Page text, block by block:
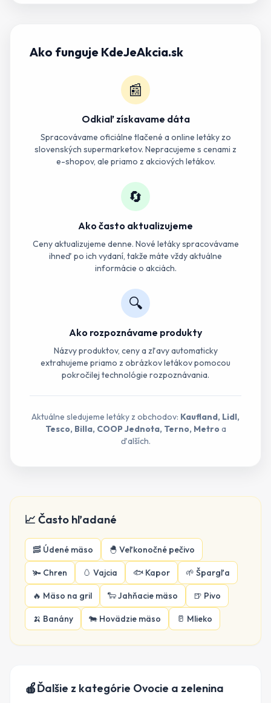
Ako funguje KdeJeAkcia.sk
📰
Odkiaľ získavame dáta
Spracovávame oficiálne tlačené a online letáky zo
slovenských supermarketov. Nepracujeme s cenami z
e-shopov, ale priamo z akciových letákov.
🔄
Ako často aktualizujeme
Ceny aktualizujeme denne. Nové letáky spracovávame
ihneď po ich vydaní, takže máte vždy aktuálne
informácie o akciách.
🔍
Ako rozpoznávame produkty
Názvy produktov, ceny a zľavy automaticky
extrahujeme priamo z obrázkov letákov pomocou
pokročilej technológie rozpoznávania.
Aktuálne sledujeme letáky z obchodov: Kaufland, Lidl,
Tesco, Billa, COOP Jednota, Terno, Metroa
ďalších.
📈 Často hľadané
🥓 Údené mäso 🐣 Veľkonočné pečivo
🫚 Chren 🥚 Vajcia 🐟 Kapor 🌱 Špargľa
🔥 Mäso na gril 🐑Jahňacie mäso 🍺 Pivo
🍌 Banány 🐄 Hovädzie mäso 🥛 Mlieko
🍎Ďalšie z kategórie Ovocie a zelenina